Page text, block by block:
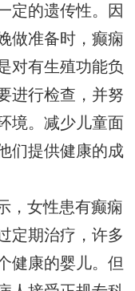
定的遗传性。因
做准备时，癫痫
对有生殖功能负
进行检查，并努
境。减少儿童面
们提供健康的成
，女性患有癫痫
定期治疗，许多
健康的婴儿。但